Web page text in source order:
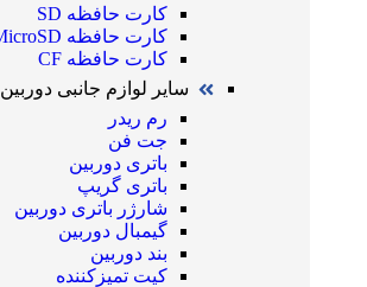
کارت حافظه SD
کارت حافظه MicroSD
کارت حافظه CF
سایر لوازم جانبی دوربین
رم ریدر
جت فن
باتری دوربین
باتری گریپ
شارژر باتری دوربین
گیمبال دوربین
بند دوربین
کیت تمیز‌کننده